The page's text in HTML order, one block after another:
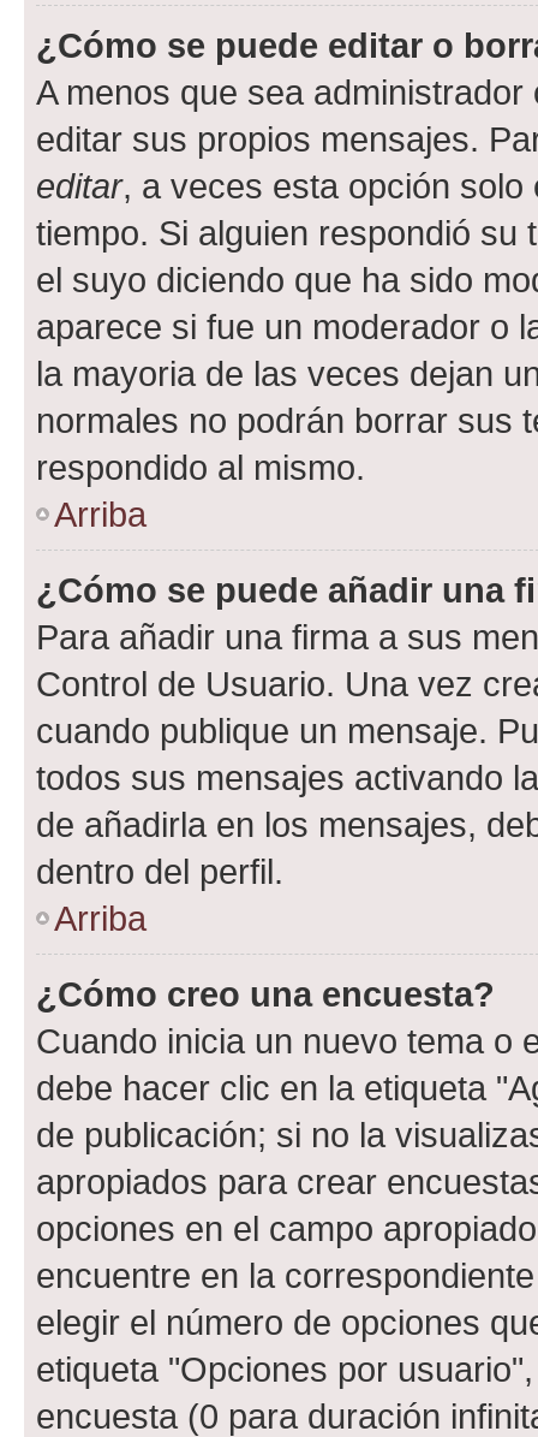
¿Cómo se puede editar o
A menos que sea
editar sus propios mensajes.
editar, a veces esta opción
tiempo. Si alguien respondió su
el suyo diciendo que ha sido
aparece si fue un moderador o
la mayoria de las veces dejan
normales no podrán borrar sus
respondido al mismo.
Arriba
¿Cómo se puede añadir una
Para añadir una firma a sus
Control de Usuario. Una vez
cuando publique un mensaje.
todos sus mensajes activando
de añadirla en los mensajes,
dentro del perfil.
Arriba
¿Cómo creo una encuesta?
Cuando inicia un nuevo tema o
debe hacer clic en la etiqueta
de publicación; si no la
apropiados para crear
opciones en el campo
encuentre en la
elegir el número de opciones
etiqueta "Opciones por
encuesta (0 para duración